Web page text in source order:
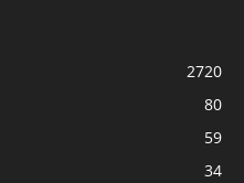
2720
80
59
34